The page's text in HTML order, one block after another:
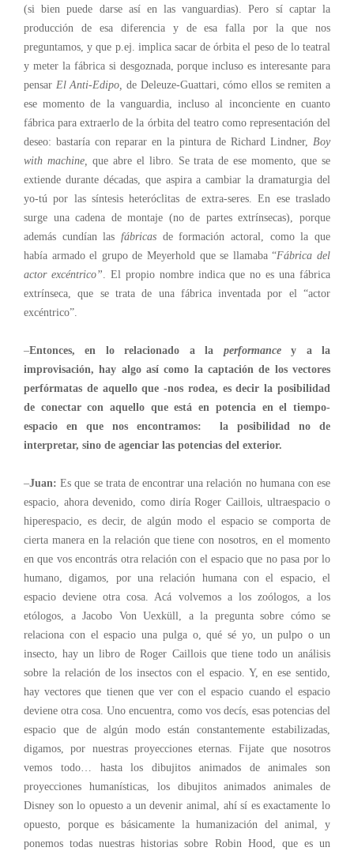
(si bien puede darse así en las vanguardias). Pero sí captar la
producción de esa diferencia y de esa falla por la que nos
preguntamos, y que p.ej. implica sacar de órbita el peso de lo teatral
y meter la fábrica si desgoznada, porque incluso es interesante para
pensar El Anti-Edipo,de Deleuze-Guattari, cómo ellos se remiten a
ese momento de la vanguardia, incluso al inconciente en cuanto
fábrica para extraerlo de la órbita del teatro como representación del
deseo: bastaría con reparar en la pintura de Richard Lindner, Boy
with machine,
que abre el libro. Se trata de ese momento, que se
extiende durante décadas, que aspira a cambiar la dramaturgia del
yo-tú por las síntesis heteróclitas de extra-seres. En ese traslado
surge una cadena de montaje (no de partes extrínsecas), porque
además cundían las fábricas de formación actoral, como la que
había armado el grupo de Meyerhold que se llamaba “Fábrica del
actor excéntrico” . El propio nombre indica que no es una fábrica
extrínseca, que se trata de una fábrica inventada por el “actor
excéntrico”.
–Entonces, en lo relacionado a la performancey a la
improvisación, hay algo así como la captación de los vectores
perfórmatas de aquello que -nos rodea, es decir la posibilidad
de conectar con aquello que está en potencia en el tiempo-
espacio en que nos encontramos: la posibilidad no de
interpretar, sino de agenciar las potencias del exterior.
–Juan: Es que se trata de encontrar una relación no humana con ese
espacio, ahora devenido, como diría Roger Caillois, ultraespacio o
hiperespacio, es decir, de algún modo el espacio se comporta de
cierta manera en la relación que tiene con nosotros, en el momento
en que vos encontrás otra relación con el espacio que no pasa por lo
humano, digamos, por una relación humana con el espacio, el
espacio deviene otra cosa. Acá volvemos a los zoólogos, a los
etólogos, a Jacobo Von Uexküll, a la pregunta sobre cómo se
relaciona con el espacio una pulga o, qué sé yo, un pulpo o un
insecto, hay un libro de Roger Caillois que tiene todo un análisis
sobre la relación de los insectos con el espacio. Y, en ese sentido,
hay vectores que tienen que ver con el espacio cuando el espacio
deviene otra cosa. Uno encuentra, como vos decís, esas potencias del
espacio que de algún modo están constantemente estabilizadas,
digamos, por nuestras proyecciones eternas. Fijate que nosotros
vemos todo… hasta los dibujitos animados de animales son
proyecciones humanísticas, los dibujitos animados animales de
Disney son lo opuesto a un devenir animal, ahí sí es exactamente lo
opuesto, porque es básicamente la humanización del animal, y
ponemos todas nuestras historias sobre Robin Hood, que es un